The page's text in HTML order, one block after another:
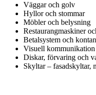
Väggar och golv
Hyllor och stommar
Möbler och belysning
Restaurangmaskiner
Betalsystem och
Visuell
Diskar, förvaring och
Skyltar – fasadskyltar,